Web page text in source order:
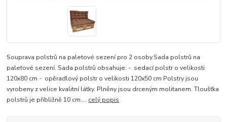
Souprava polstrů na paletové sezení pro 2 osoby.Sada polstrů na
paletové sezení. Sada polstrů obsahuje: - sedací polstr o velikosti
120x80 cm - opěradlový polstr o velikosti 120x50 cm Polstry jsou
vyrobeny z velice kvalitní látky. Plněny jsou drceným molitanem. Tloušťka
polstrů je přibližně 10 cm.... celý popis